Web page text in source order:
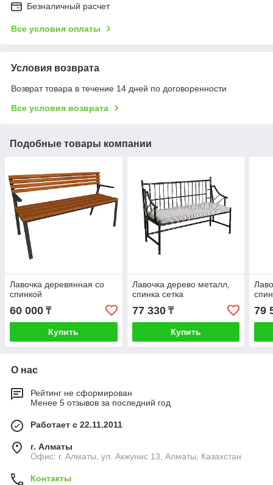
Безналичный расчет
Все условия оплаты
Условия возврата
Возврат товара в течение 14 дней по договоренности
Все условия возврата
Подобные товары компании
Лавочка деревянная со
спинкой
60 000 ₸
Купить
Лавочка дерево металл,
спинка сетка
77 330₸
Купить
79
О нас
Рейтинг не сформирован
Менее 5 отзывов за последний год
Работает с 22.11.2011
г. Алматы
Офис: г. Алматы, ул. Акжунис 13, Алматы, Казахстан
Контакты